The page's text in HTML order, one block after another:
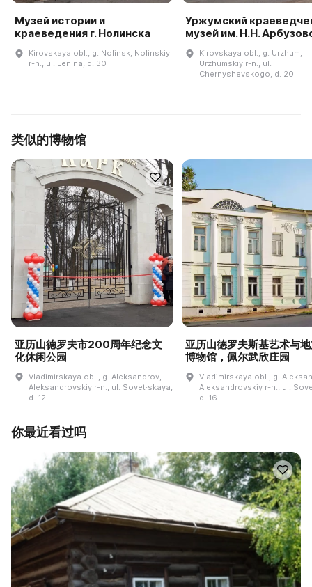
Музей истории и
краеведения г. Нолинска
Kirovskaya obl., g. Nolinsk, Nolinskiy
r-n., ul. Lenina, d. 30
Уржумский
музей им. Н.Н.
Kirovskaya obl., g. Urzhum,
Urzhumskiy r-n., ul.
Chernyshevskogo, d. 20
类似的博物馆
亚历山德罗夫市200周年纪念文
化休闲公园
Vladimirskaya obl., g. Aleksandrov,
Aleksandrovskiy r-n., ul. Sovet·skaya,
d. 12
亚历山德罗夫斯基艺术与
博物馆，佩尔武欣庄园
Vladimirskaya obl., g.
Aleksandrovskiy r-n., ul.
d. 16
你最近看过吗